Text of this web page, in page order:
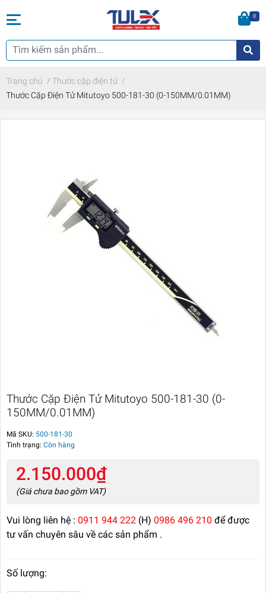
0
Trang chủ / Thước cặp điện tử /
Thước Cặp Điện Tử Mitutoyo 500-181-30 (0-150MM/0.01MM)
Thước Cặp Điện Tử Mitutoyo 500-181-30 (0-
150MM/0.01MM)
Mã SKU: 500-181-30
Tình trạng: Còn hàng
2.150.000₫
(Giá chưa bao gồm VAT)
Vui lòng liên hệ : 0911 944 222 (H) 0986 496 210 để được
tư vấn chuyên sâu về các sản phẩm .
Số lượng: